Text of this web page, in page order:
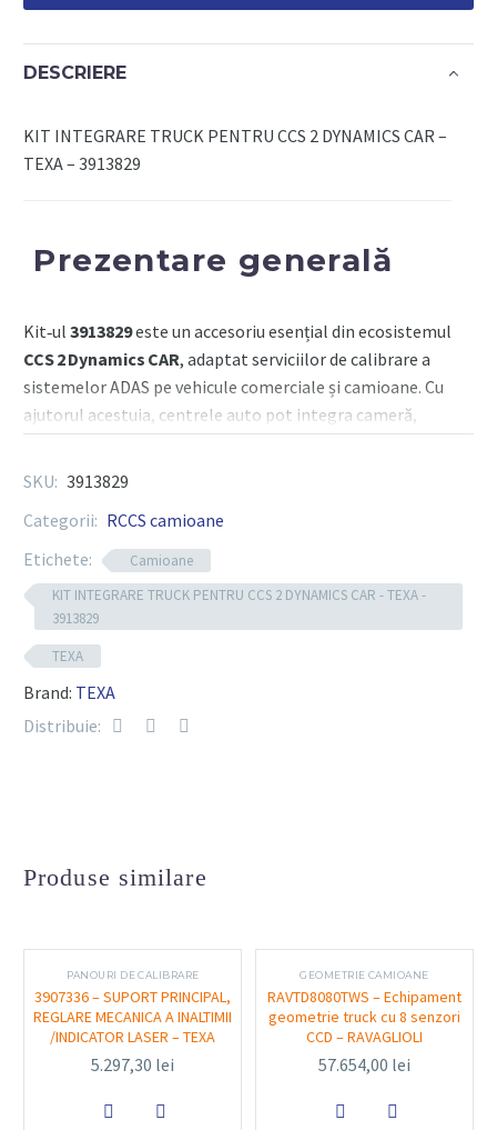
INTEGRARE
TRUCK
PENTRU
2
DYNAMICS
DESCRIERE
KIT INTEGRARE TRUCK PENTRU CCS 2 DYNAMICS CAR –
TEXA – 3913829
Prezentare generală
Kit‑ul 3913829este un accesoriu esențial din ecosistemul
CCS 2 Dynamics CAR, adaptat serviciilor de calibrare a
sistemelor ADAS pe vehicule comerciale și camioane. Cu
ajutorul acestuia, centrele auto pot integra cameră,
de calibrare IDC5 – prin dispozitivul mobil CCS
Componente esențiale
Cleme centrare jante (12″–28″)
Asigură fixarea precisă și stabilă a vehiculului
Concepte prietenoase cu suprafața jantelor,
fabricate din aluminiu și/anodizate,
centrare corectă.
Măsurători laser Bluetooth
Include distanțiometre laser de ultimă
generație, comunicație Bluetooth directă cu
precise pe trei axe: înălțime, longitudinală,
SKU: 3913829
Categorii: RCCS camioane
Etichete:
Camioane
KIT INTEGRARE TRUCK PENTRU CCS 2 DYNAMICS CAR - TEXA -
3913829
TEXA
Brand: TEXA
Distribuie:
Produse similare
PANOURI DE CALIBRARE
3907336 – SUPORT PRINCIPAL,
REGLARE MECANICA A INALTIMII
/INDICATOR LASER – TEXA
5.297,30 lei

GEOMETRIE CAMIOANE
RAVTD8080TWS – Echipament
geometrie truck cu 8 senzori
CCD – RAVAGLIOLI
57.654,00 lei
